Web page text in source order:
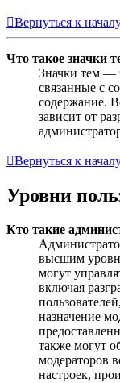
Вернуться к
Что такое значки
Значки тем —
связанные с
содержание.
зависит от
Вернуться к
Уровни
Кто такие
высшим
могут
включая
назначение
также могут
модераторов
настроек,